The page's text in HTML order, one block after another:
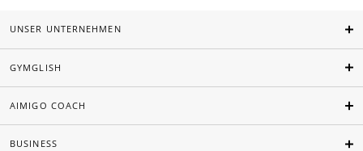
UNSER UNTERNEHMEN
GYMGLISH
AIMIGO COACH
BUSINESS